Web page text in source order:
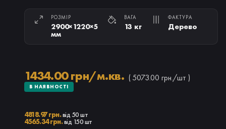
РОЗМІР
2900×1220×5
мм
ВАГА
13 кг
ФАКТУРА
Дерево
1434.00 грн/м.кв. ( 5073.00 грн./шт )
В НАЯВНОСТІ
4818.97 грн.від 50 шт
4565.34 грн.від 150 шт